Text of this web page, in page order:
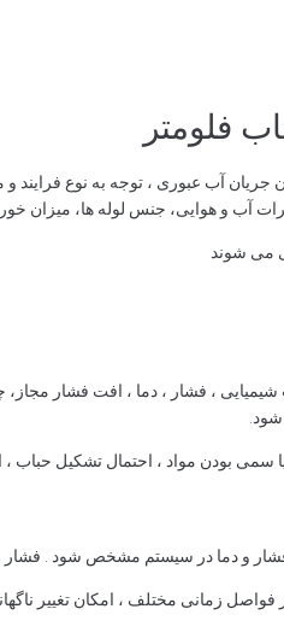
فلومتر
جریان آب عبوری ، توجه به نوع
آب و هوایی، جنس لوله ها، میزان
می شوند
سمی بودن مواد ، احتمال تشکیل
فشار و دما در سیستم مشخص شود .
زمانی مختلف ، امکان تغییر